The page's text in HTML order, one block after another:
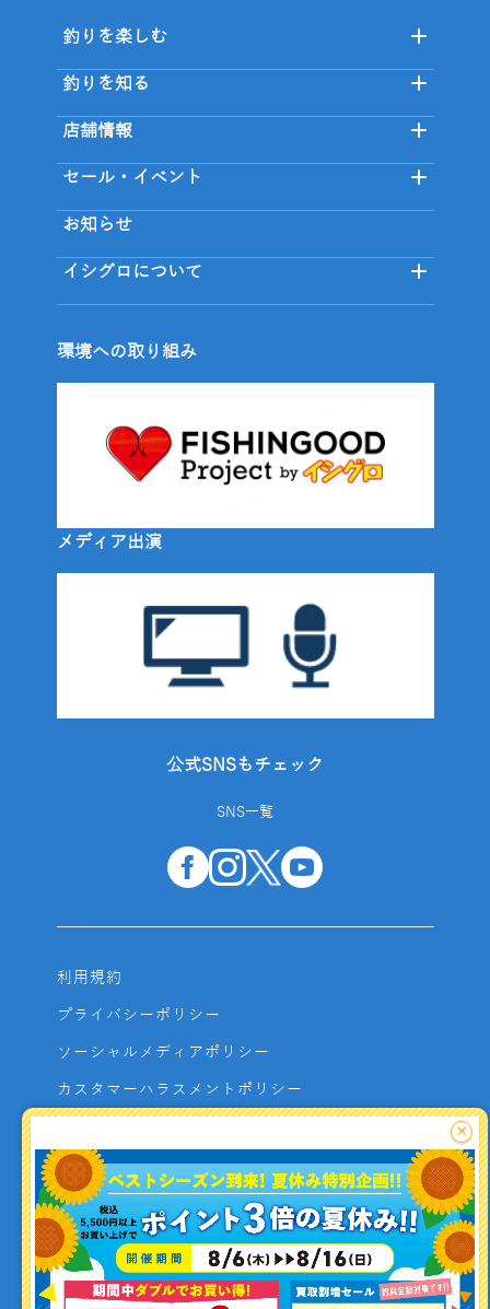
釣り情報を
釣りを楽しむ
釣りを知る
店舗情報
セール・イベント
お知らせ
イシグロについて
環境への取り組み
メディア出演
公式SNSもチェック
SNS一覧
利用規約
プライバシーポリシー
ソーシャルメディアポリシー
カスタマーハラスメントポリシー
よくあるご質問
お問い合わせ
利用者資金の保全方法
×